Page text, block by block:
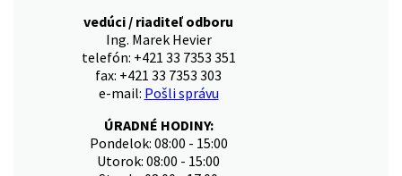
vedúci / riaditeľ odboru
Ing. Marek Hevier
telefón: +421 33 7353 351
fax: +421 33 7353 303
e-mail: Pošli správu
ÚRADNÉ HODINY:
Pondelok: 08:00 - 15:00
Utorok: 08:00 - 15:00